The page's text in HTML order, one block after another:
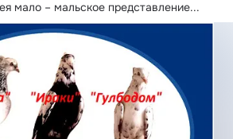
мало – мальское представление...